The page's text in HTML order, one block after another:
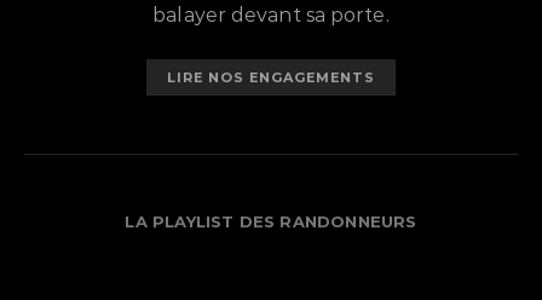
balayer devant sa porte.
LIRE NOS ENGAGEMENTS
LA PLAYLIST DES RANDONNEURS